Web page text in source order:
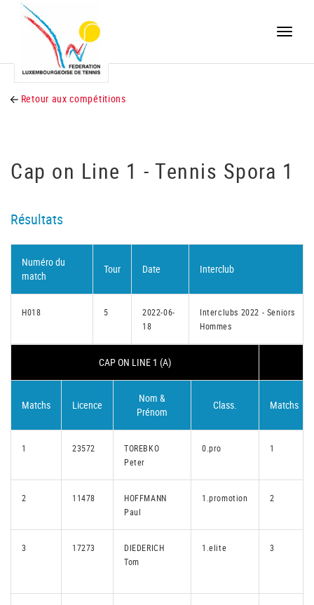
Toggle
Retour aux compétitions
Cap on Line 1 - Tennis Spora 1
Résultats
Numéro du
match
Tour Date Interclub
H018 5
2022-06-
18
Interclubs 2022 - Seniors
Hommes
CAP ON LINE 1 (A)
Matchs Licence
Nom &
Prénom
Class. Matchs
1 23572
TOREBKO
Peter
0.pro 1
2 11478
HOFFMANN
Paul
1.promotion 2
3 17273
DIEDERICH
Tom
1.elite 3